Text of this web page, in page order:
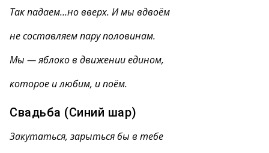
Так падаем…но вверх. И мы вдвоём
не составляем пару половинам.
Мы — яблоко в движении едином,
которое и любим, и поём.
Свадьба (Синий шар)
Закутаться, зарыться бы в тебе